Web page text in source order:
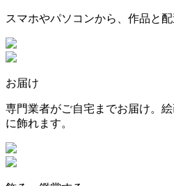
スマホやパソコンから、作品と
お届け
専門業者がご自宅までお届け。
に飾れます。